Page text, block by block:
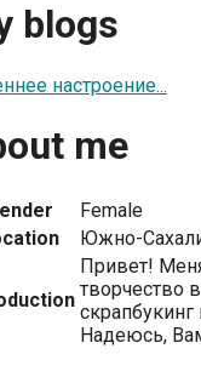
blogs
настроение...
me
Female
Южно-
Привет!
творчество
Надеюсь,